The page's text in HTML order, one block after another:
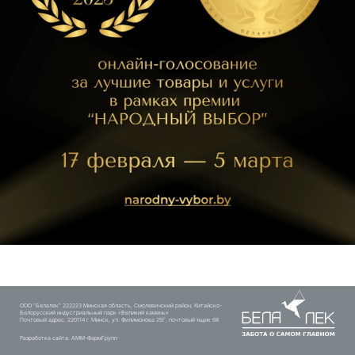
ООО "Белалек" 222223 Минская область, Смолевичский район, Китайско-
Белорусский индустриальный парк «Великий камень»
Почтовый адрес: 220114 г. Минск, ул. Филимонова 25Г, почтовый ящик 68
Разработка сайта: АММ-ФармГрупп